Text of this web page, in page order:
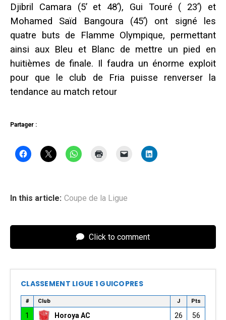
Djibril Camara (5’ et 48’), Gui Touré ( 23’) et
Mohamed Saïd Bangoura (45’) ont signé les
quatre buts de Flamme Olympique, permettant
ainsi aux Bleu et Blanc de mettre un pied en
huitièmes de finale. Il faudra un énorme exploit
pour que le club de Fria puisse renverser la
tendance au match retour
Partager :
In this article: Coupe de la Ligue
Click to comment
CLASSEMENT LIGUE 1 GUICOPRES
# Club J Pts
1 Horoya AC 26 56